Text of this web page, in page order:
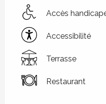
Accès
Accessibilité
Terrasse
Restaurant